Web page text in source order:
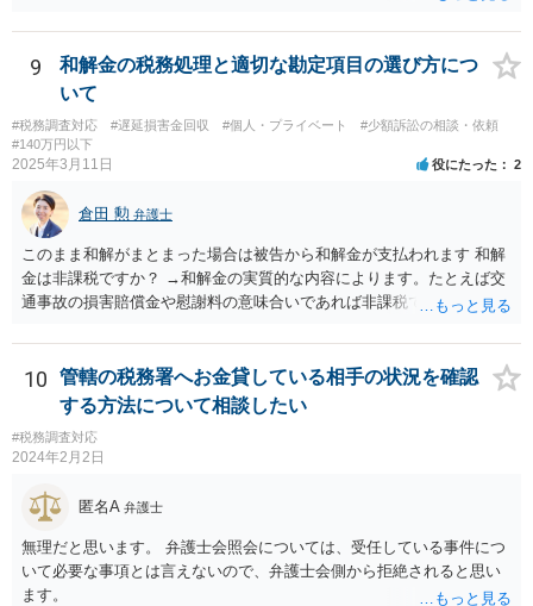
9
和解金の税務処理と適切な勘定項目の選び方につ
いて
#税務調査対応 #遅延損害金回収 #個人・プライベート
#少額訴訟の相談・依頼
#140万円以下
2025年3月11日 役にたった 2
倉田 勲 弁護士
このまま和解がまとまった場合は被告から和解金が支払われます 和解
金は非課税ですか？ →和解金の実質的な内容によります。たとえば交
通事故の損害賠償金や慰謝料の意味合いであれば非課税ですが、残業
会計の話であり、弁護士では専門外になります。 税務会計の専門家は
税理士又は会計士になりますので、正確なところは税理士などにご相
談ください。
10
管轄の税務署へお金貸している相手の状況を確認
する方法について相談したい
#税務調査対応
2024年2月2日
匿名A 弁護士
無理だと思います。 弁護士会照会については、受任している事件につ
いて必要な事項とは言えないので、弁護士会側から拒絶されると思い
ます。